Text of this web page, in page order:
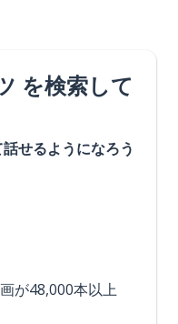
を検索して
せるようになろう
が48,000本以上